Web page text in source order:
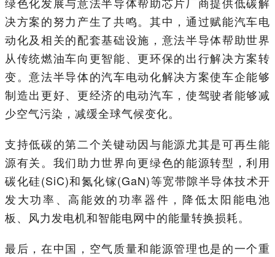
决方案的努力产生了共鸣。其中，通过赋能汽车电
动化及相关的配套基础设施，意法半导体帮助世界
从传统燃油车向更智能、更环保的出行解决方案转
变。意法半导体的汽车电动化解决方案使车企能够
制造出更好、更经济的电动汽车，使驾驶者能够减
少空气污染，减缓全球气候变化。
支持低碳的第二个关键动因与能源尤其是可再生能
源有关。我们助力世界向更绿色的能源转型，利用
碳化硅(SiC)和氮化镓(GaN)等宽带隙半导体技术开
发大功率、高能效的功率器件，降低太阳能电池
板、风力发电机和智能电网中的能量转换损耗。
最后，在中国，空气质量和能源管理也是的一个重